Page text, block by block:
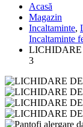
Acasă
Magazin
Incaltaminte,
Incaltaminte
LICHIDARE
3